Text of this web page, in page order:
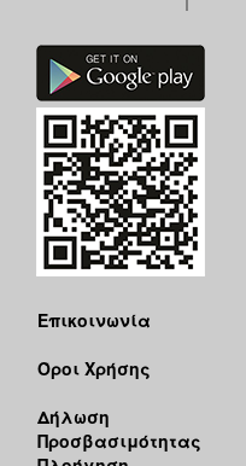
Επικοινωνία
Όροι Χρήσης
Δήλωση
Προσβασιμότητας